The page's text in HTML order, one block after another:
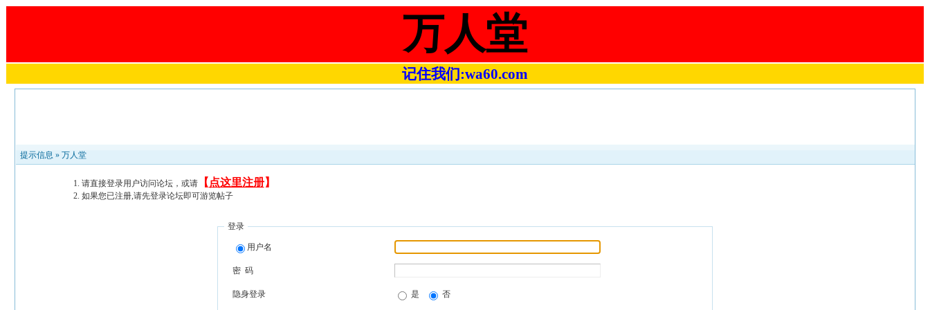
万人堂
记住我们:wa60.com
提示信息 » 万人堂
请直接登录用户访问论坛，或请【 点这里注册】
如果您已注册,请先登录论坛即可游览帖子
登录
用户名
密 码
隐身登录 是 否